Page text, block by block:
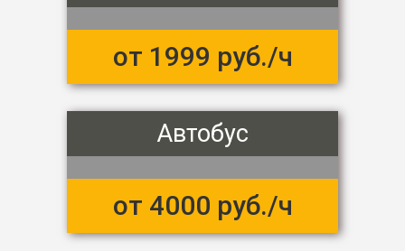
от 1999 руб./ч
Автобус
от 4000 руб./ч